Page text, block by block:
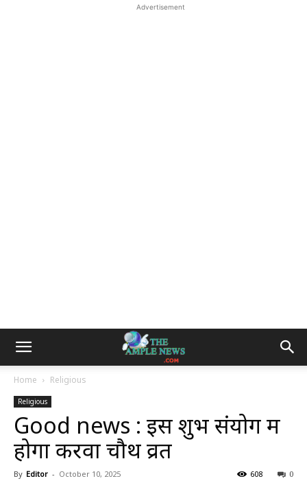
Advertisement
Home Religious
Religious
Good news : इस शुभ संयोग में
होगा करवा चौथ व्रत
By Editor - October 10, 2025 0
608